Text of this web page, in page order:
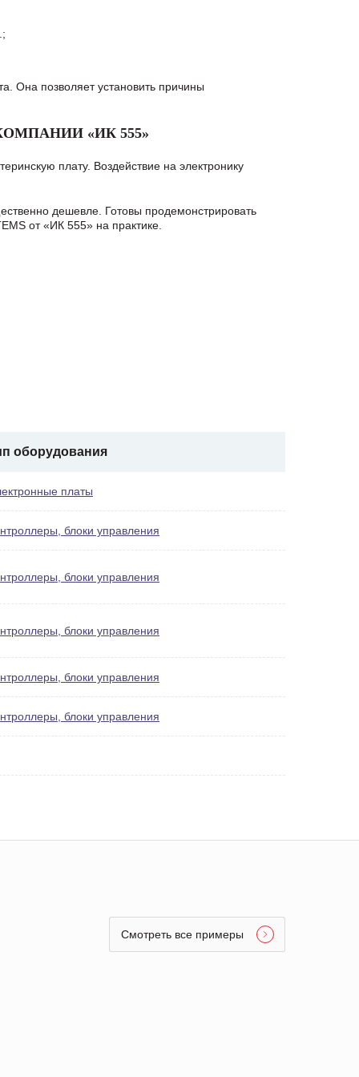
Она позволяет установить причины
«ИК 555»
плату. Воздействие на электронику
дешевле. Готовы продемонстрировать
от «ИК 555» на практике.
оборудования
платы
блоки управления
блоки управления
блоки управления
блоки управления
блоки управления
Смотреть все примеры